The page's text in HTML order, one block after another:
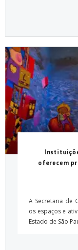
oferecem
A Secretaria de
os espaços e
Estado de São